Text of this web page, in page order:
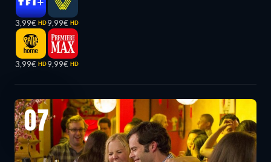
3,99€ HD
3,99€ HD
9,99€ HD
9,99€ HD
07